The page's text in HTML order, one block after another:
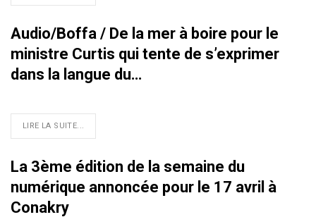
Audio/Boffa / De la mer à boire pour le
ministre Curtis qui tente de s’exprimer
dans la langue du…
LIRE LA SUITE...
La 3ème édition de la semaine du
numérique annoncée pour le 17 avril à
Conakry